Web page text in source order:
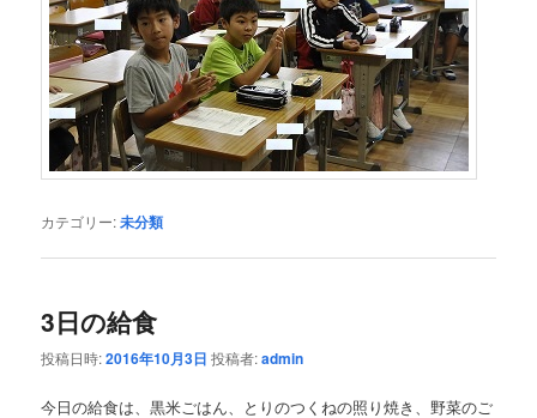
カテゴリー:未分類
3日の給食
投稿日時:2016年10月3日 投稿者:admin
今日の給食は、黒米ごはん、とりのつくねの照り焼き、野菜のご